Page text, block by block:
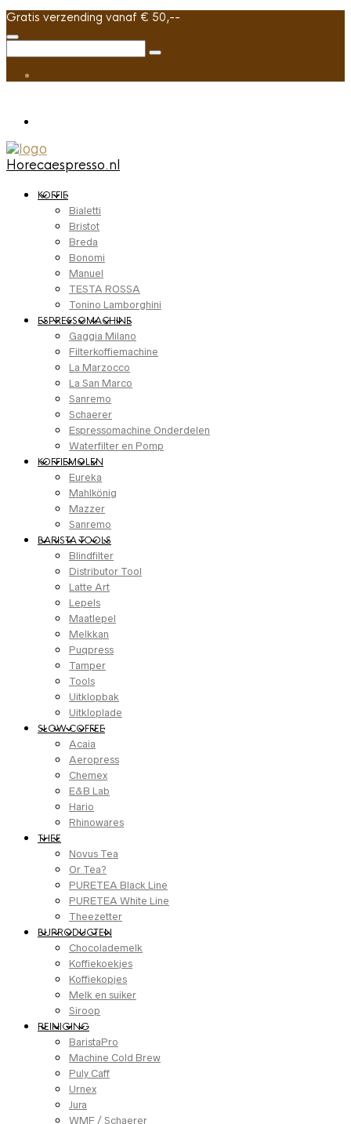
Gratis verzending vanaf € 50,--
Horecaespresso.nl
KOFFIE
Bialetti
Bristot
Breda
Bonomi
Manuel
TESTA ROSSA
Tonino Lamborghini
ESPRESSOMACHINE
Gaggia Milano
Filterkoffiemachine
La Marzocco
La San Marco
Sanremo
Schaerer
Espressomachine Onderdelen
Waterfilter en Pomp
KOFFIEMOLEN
Eureka
Mahlkönig
Mazzer
Sanremo
BARISTA TOOLS
Blindfilter
Distributor Tool
Latte Art
Lepels
Maatlepel
Melkkan
Puqpress
Tamper
Tools
Uitklopbak
Uitkloplade
SLOW COFFEE
Acaia
Aeropress
Chemex
E&B Lab
Hario
Rhinowares
THEE
Novus Tea
Or Tea?
PURETEA Black Line
PURETEA White Line
Theezetter
BIJPRODUCTEN
Chocolademelk
Koffiekoekjes
Koffiekopjes
Melk en suiker
Siroop
REINIGING
BaristaPro
Machine Cold Brew
Puly Caff
Urnex
Jura
WMF / Schaerer